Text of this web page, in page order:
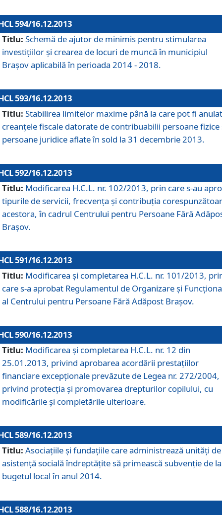
594/16.12.2013
Titlu: Schemă de ajutor de minimis pentru stimularea
investiţiilor şi crearea de locuri de muncă în municipiul
Braşov aplicabilă în perioada 2014 - 2018.
593/16.12.2013
Titlu: Stabilirea limitelor maxime până la care pot fi
creanţele fiscale datorate de contribuabilii persoane fizice
persoane juridice aflate în sold la 31 decembrie 2013.
592/16.12.2013
Titlu: Modificarea H.C.L. nr. 102/2013, prin care s-au
tipurile de servicii, frecvenţa şi contribuţia
acestora, în cadrul Centrului pentru Persoane Fără
Braşov.
591/16.12.2013
Titlu: Modificarea şi completarea H.C.L. nr. 101/2013,
care s-a aprobat Regulamentul de Organizare şi
al Centrului pentru Persoane Fără Adăpost Braşov.
590/16.12.2013
Titlu: Modificarea şi completarea H.C.L. nr. 12 din
25.01.2013, privind aprobarea acordării prestaţiilor
financiare excepţionale prevăzute de Legea nr. 272/2004,
privind protecţia şi promovarea drepturilor copilului, cu
modificările şi completările ulterioare.
589/16.12.2013
Titlu: Asociaţiile şi fundaţiile care administrează unităţi de
asistenţă socială îndreptăţite să primească subvenţie de la
bugetul local în anul 2014.
588/16.12.2013